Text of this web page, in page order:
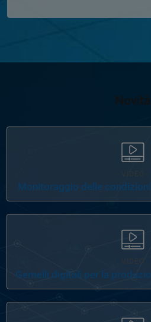
Novità
Monitoraggio delle
Gemelli digitali per la